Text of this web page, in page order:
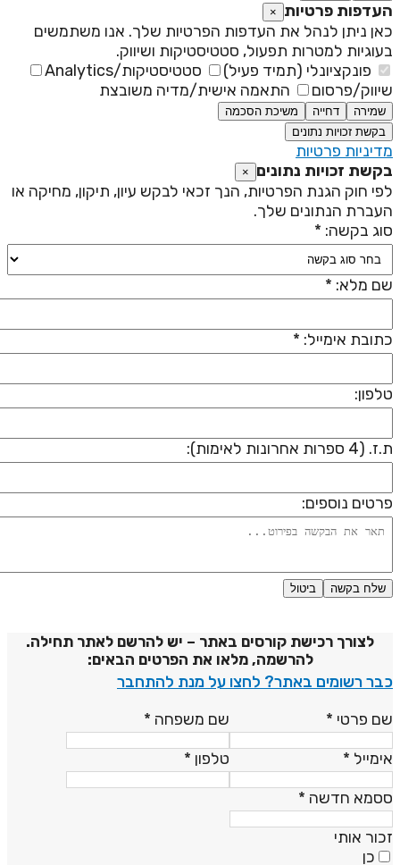
פרטיות ×
ניתן לנהל את העדפות הפרטיות שלך. אנו משתמשים
למטרות תפעול, סטטיסטיקות ושיווק.
פונקציונלי (תמיד פעיל)
סטטיסטיקות/Analytics
פרסום
התאמה אישית/מדיה משובצת
שמירה דחייה
משיכת הסכמה
בקשת זכויות נתונים
פרטיות
זכויות נתונים ×
חוק הגנת הפרטיות, הנך זכאי לבקש עיון, תיקון, מחיקה או
הנתונים שלך.
בקשה: *
מלא: *
אימייל: *
ספרות אחרונות לאימות):
נוספים:
שלח בקשה ביטול
לצורך רכישת קורסים באתר – יש להרשם לאתר תחילה.
להרשמה, מלאו את הפרטים הבאים:
רשומים באתר? לחצו על מנת להתחבר
פרטי* שם משפחה*
* טלפון*
חדשה*
אותי
כן